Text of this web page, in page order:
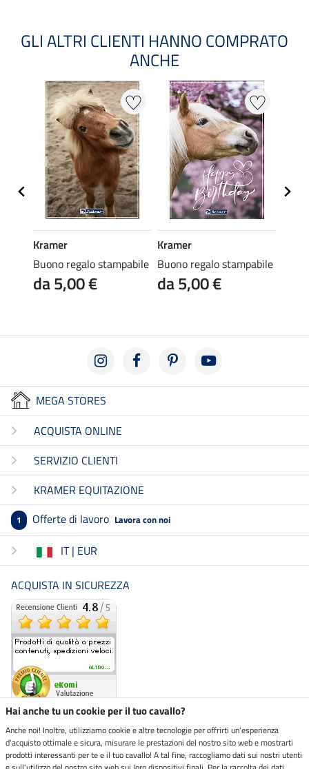
GLI ALTRI CLIENTI HANNO COMPRATO
ANCHE
Kramer
Buono regalo stampabile
da 5,00 €
Kramer
Buono regalo stampabile
da 5,00 €
MEGA STORES
ACQUISTA ONLINE
SERVIZIO CLIENTI
KRAMER EQUITAZIONE
1 Offerte di lavoro Lavora con noi
IT | EUR
ACQUISTA IN SICUREZZA
Negozio ecosostenibile
Hai anche tu un cookie per il tuo cavallo?
Anche noi! Inoltre, utilizziamo cookie e altre tecnologie per offrirti un'esperienza
d'acquisto ottimale e sicura, misurare le prestazioni del nostro sito web e mostrarti
prodotti interessanti per te e il tuo cavallo! A tal fine, raccogliamo dati sui nostri utenti